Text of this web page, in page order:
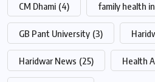
CM Dhami (4) family health
GB Pant University (3)
Haridwar News (25) Health